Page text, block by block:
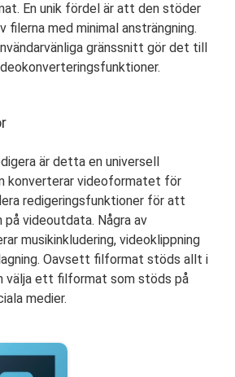
En unik fördel är att den stöder
filerna med minimal ansträngning.
gränssnitt gör det till
är detta en universell
konverterar videoformatet för
redigeringsfunktioner för att
videoutdata. Några av
musikinkludering, videoklippning
Oavsett filformat stöds allt i
välja ett filformat som stöds på
medier.